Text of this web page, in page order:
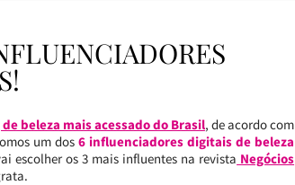
beleza mais acessado do Brasil, de acordo com
um dos6 influenciadores digitais de beleza
escolher os 3 mais influentes na revista Negócios